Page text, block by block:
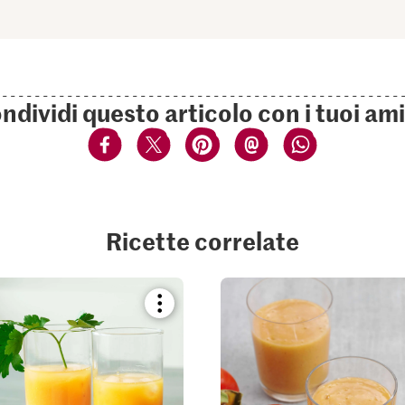
questo articolo con i tuoi
Ricette correlate
Bookmark
recipe
or
to
your